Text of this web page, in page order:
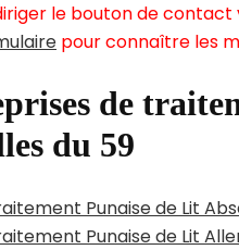
le bouton de contact
pour connaître les
de
du 59
Punaise de Lit
Punaise de Lit